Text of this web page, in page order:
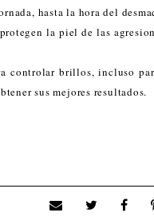
hasta la hora del
la piel de las
controlar brillos, incluso
sus mejores resultados.